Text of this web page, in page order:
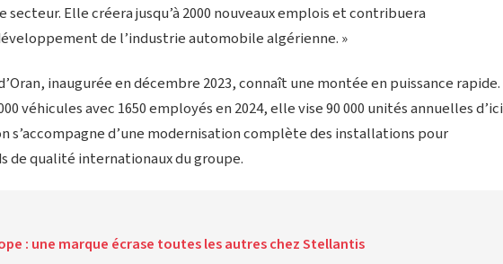
secteur. Elle créera jusqu’à 2000 nouveaux emplois et contribuera
de l’industrie automobile algérienne. »
inaugurée en décembre 2023, connaît une montée en puissance rapide.
véhicules avec 1650 employés en 2024, elle vise 90 000 unités annuelles d’ici
s’accompagne d’une modernisation complète des installations pour
de qualité internationaux du groupe.
: une marque écrase toutes les autres chez Stellantis